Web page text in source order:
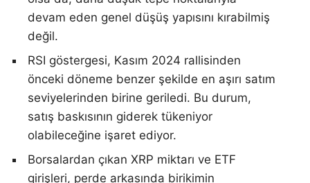
devam eden genel düşüş yapısını kırabilmiş
değil.
RSI göstergesi, Kasım 2024 rallisinden
önceki döneme benzer şekilde en aşırı satım
seviyelerinden birine geriledi. Bu durum,
satış baskısının giderek tükeniyor
olabileceğine işaret ediyor.
Borsalardan çıkan XRP miktarı ve ETF
girişleri, perde arkasında birikimin